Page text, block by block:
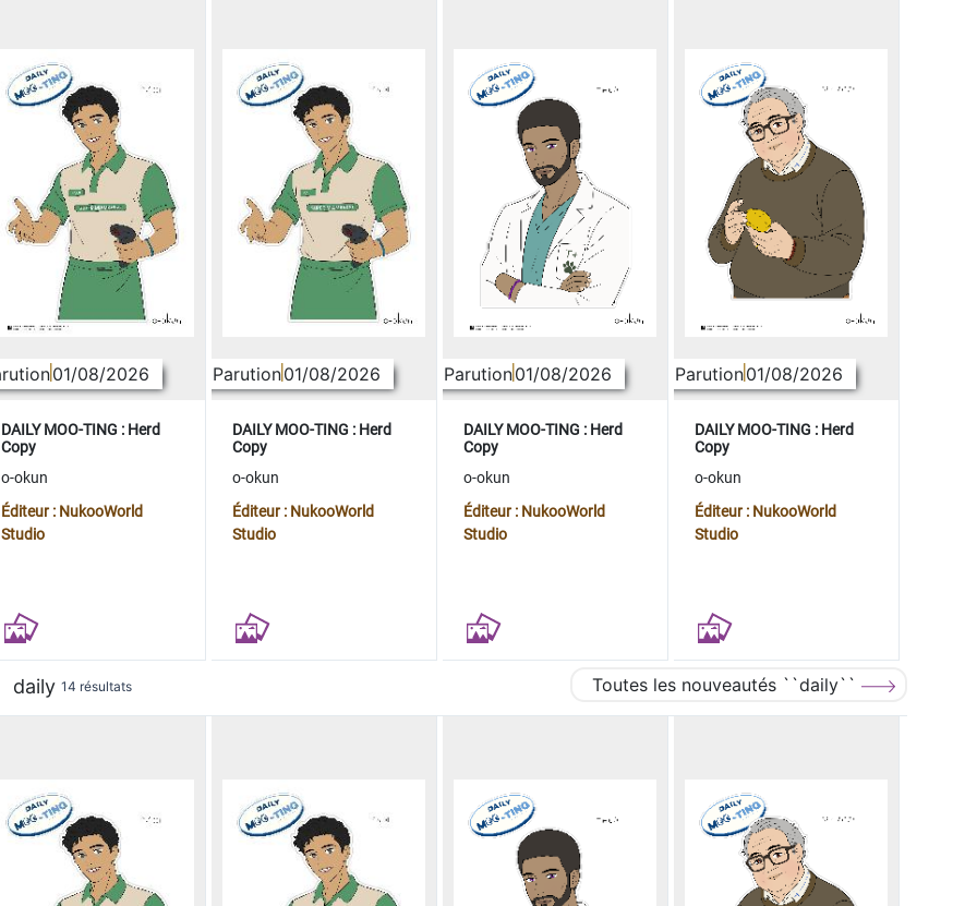
01/08/2026
DAILY MOO-TING : Herd
Copy
o-okun
Éditeur : NukooWorld
Studio
Parution01/08/2026
DAILY MOO-TING : Herd
Copy
o-okun
Éditeur : NukooWorld
Studio
Parution01/08/2026
DAILY MOO-TING : Herd
Copy
o-okun
Éditeur : NukooWorld
Studio
Parution01/08/2026
DAILY MOO-TING : Herd
Copy
o-okun
Éditeur : NukooWorld
Studio
daily 14 résultats Toutes les nouveautés ``daily``